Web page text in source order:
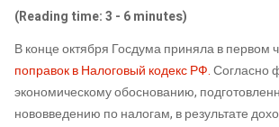
(Reading time: 3 - 6 minutes)
В конце октября Госдума приняла в первом
поправок в Налоговый кодекс РФ.Согласно
экономическому обоснованию,
нововведению по налогам, в результате